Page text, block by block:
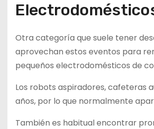
Otra categoría que suele tener
aprovechan estos eventos para
pequeños electrodomésticos de
Los robots aspiradores, cafeteras
años, por lo que normalmente
También es habitual encontrar